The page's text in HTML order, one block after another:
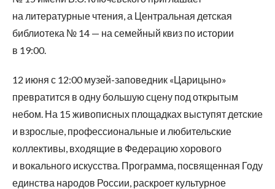
на литературные чтения, а Центральная детская
библиотека № 14 — на семейный квиз по истории
в 19:00.
12 июня с 12:00 музей-заповедник «Царицыно»
превратится в одну большую сцену под открытым
небом. На 15 живописных площадках выступят детские
и взрослые, профессиональные и любительские
коллективы, входящие в Федерацию хорового
и вокального искусства. Программа, посвященная Году
единства народов России, раскроет культурное